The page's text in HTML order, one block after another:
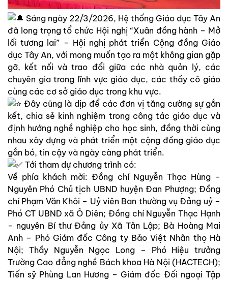
Sáng ngày 22/3/2026, Hệ thống Giáo dục Tây An
đã long trọng tổ chức Hội nghị “Xuân đồng hành – Mở
lối tương lai” – Hội nghị phát triển Cộng đồng Giáo
dục Tây An, với mong muốn tạo ra một không gian gặp
gỡ, kết nối và trao đổi giữa các nhà quản lý, các
chuyên gia trong lĩnh vực giáo dục, các thầy cô giáo
cùng các cơ sở giáo dục trong khu vực.
Đây cũng là dịp để các đơn vị tăng cường sự gắn
kết, chia sẻ kinh nghiệm trong công tác giáo dục và
định hướng nghề nghiệp cho học sinh, đồng thời cùng
nhau xây dựng và phát triển một cộng đồng giáo dục
gắn bó, tin cậy và ngày càng phát triển.
Tới tham dự chương trình có:
Về phía khách mời: Đồng chí Nguyễn Thạc Hùng –
Nguyên Phó Chủ tịch UBND huyện Đan Phượng; Đồng
chí Phạm Văn Khôi – Uỷ viên Ban thường vụ Đảng uỷ –
Phó CT UBND xã Ô Diên; Đồng chí Nguyễn Thạc Hạnh
– nguyên Bí thư Đảng ủy Xã Tân Lập; Bà Hoàng Mai
Anh – Phó Giám đốc Công ty Bảo Việt Nhân thọ Hà
Nội; Thầy Nguyễn Ngọc Long – Phó Hiệu trưởng
Trường Cao đẳng nghề Bách khoa Hà Nội (HACTECH);
Tiến sỹ Phùng Lan Hương – Giám đốc Đối ngoại Tập